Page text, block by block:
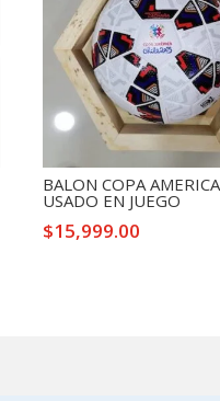
BALON COPA
USADO EN JUEGO
$15,999.00